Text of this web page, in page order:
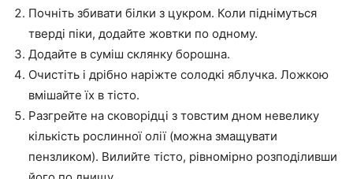
Почніть збивати білки з цукром. Коли піднімуться
тверді піки, додайте жовтки по одному.
Додайте в суміш склянку борошна.
Очистіть і дрібно наріжте солодкі яблучка. Ложкою
вмішайте їх в тісто.
Разгрейте на сковорідці з товстим дном невелику
кількість рослинної олії (можна змащувати
пензликом). Вилийте тісто, рівномірно розподіливши